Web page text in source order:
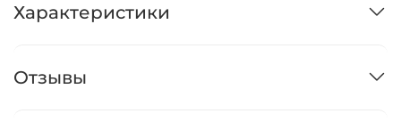
Характеристики
Отзывы